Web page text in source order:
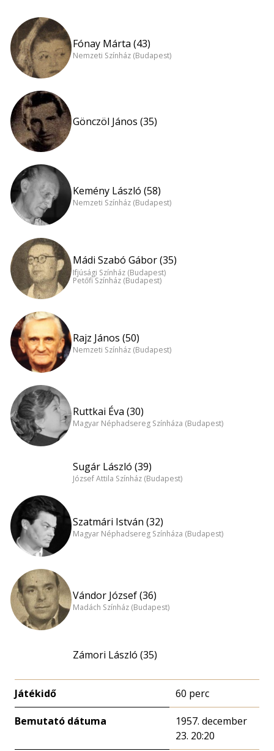
Fónay Márta (43)
Nemzeti Színház (Budapest)
Gönczöl János (35)
Kemény László (58)
Nemzeti Színház (Budapest)
Mádi Szabó Gábor (35)
Ifjúsági Színház (Budapest)
Petőfi Színház (Budapest)
Rajz János (50)
Nemzeti Színház (Budapest)
Ruttkai Éva (30)
Magyar Néphadsereg Színháza (Budapest)
Sugár László (39)
József Attila Színház (Budapest)
Szatmári István (32)
Magyar Néphadsereg Színháza (Budapest)
Vándor József (36)
Madách Színház (Budapest)
Zámori László (35)
Játékidő 60 perc
Bemutató dátuma
1957. december
23. 20:20